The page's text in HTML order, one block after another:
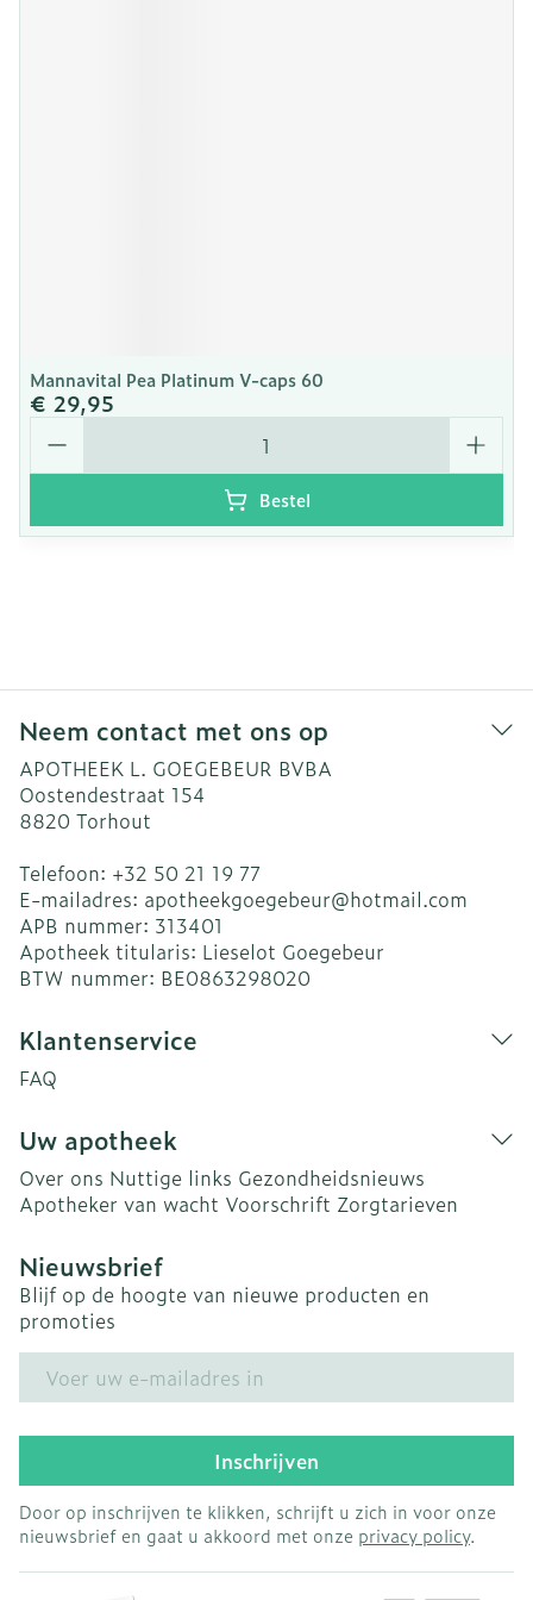
Mannavital Pea Platinum V-caps 60
€ 29,95
Aantal
Bestel
Neem contact met ons op
APOTHEEK L. GOEGEBEUR BVBA
Oostendestraat 154
8820 Torhout
Telefoon: +32 50 21 19 77
E-mailadres: apotheekgoegebeur@hotmail.com
APB nummer: 313401
Apotheek titularis: Lieselot Goegebeur
BTW nummer: BE0863298020
Klantenservice
FAQ
Uw apotheek
Over ons Nuttige links Gezondheidsnieuws
Apotheker van wacht Voorschrift Zorgtarieven
Nieuwsbrief
Blijf op de hoogte van nieuwe producten en
promoties
Inschrijven
Door op inschrijven te klikken, schrijft u zich in voor onze
nieuwsbrief en gaat u akkoord met onze privacy policy.